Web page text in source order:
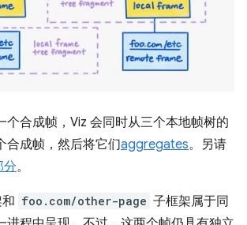
个合成帧，Viz 会同时从三个本地帧树的
合成帧，然后将它们aggregates。另请
分。
foo.com/other-page 子框架属于同